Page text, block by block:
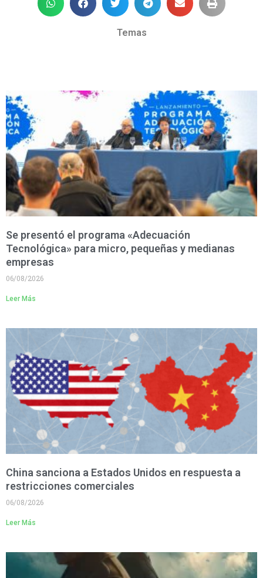
Temas
Se presentó el programa «Adecuación
Tecnológica» para micro, pequeñas y medianas
empresas
06/08/2026
Leer Más
China sanciona a Estados Unidos en respuesta a
restricciones comerciales
06/08/2026
Leer Más